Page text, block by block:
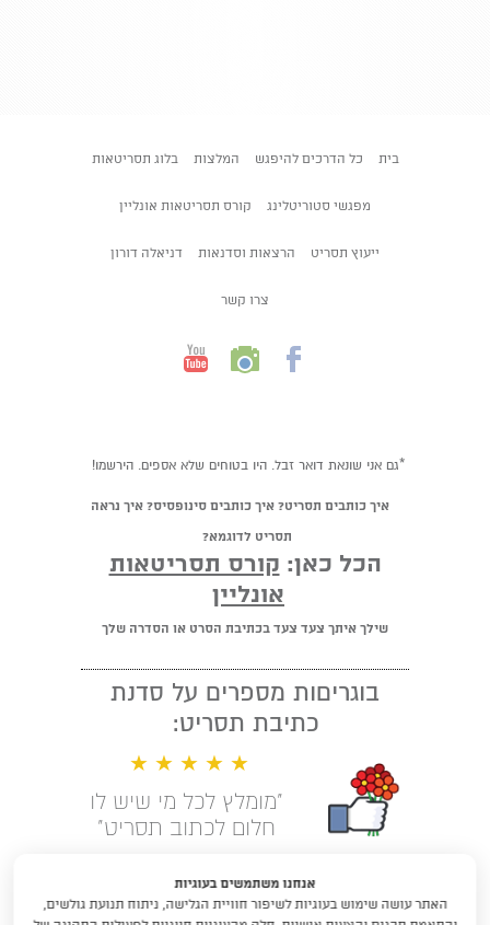
בית כל הדרכים להיפגש המלצות בלוג תסריטאות
מפגשי סטוריטלינג קורס תסריטאות אונליין
ייעוץ תסריט הרצאות וסדנאות דניאלה דורון
צרו קשר
*גם אני שונאת דואר זבל. היו בטוחים שלא אספים. הירשמו!
איך כותבים תסריט? איך כותבים סינופסיס? איך נראה
תסריט לדוגמא?
הכל כאן: קורס תסריטאות
אונליין
שילך איתך צעד צעד בכתיבת הסרט או הסדרה שלך
בוגריםות מספרים על סדנת
כתיבת תסריט:
★ ★ ★ ★ ★
"מומלץ לכל מי שיש לו
חלום לכתוב תסריט"
לימודי תסריטאות וסטוריטלינג עם
אנחנו משתמשים בעוגיות
האתר עושה שימוש בעוגיות לשיפור חוויית הגלישה, ניתוח תנועת גולשים,